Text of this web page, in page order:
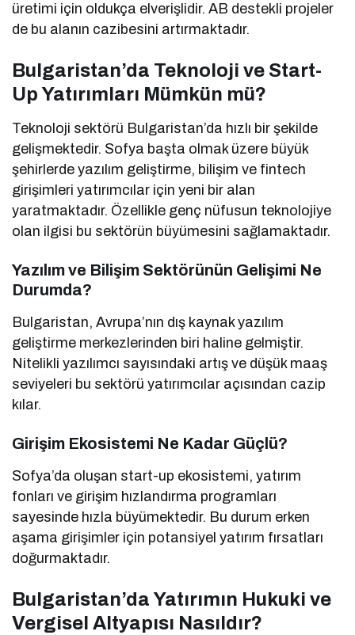
üretimi için oldukça elverişlidir. AB destekli projeler
de bu alanın cazibesini artırmaktadır.
Bulgaristan’da Teknoloji ve Start-
Up Yatırımları Mümkün mü?
Teknoloji sektörü Bulgaristan’da hızlı bir şekilde
gelişmektedir. Sofya başta olmak üzere büyük
şehirlerde yazılım geliştirme, bilişim ve fintech
girişimleri yatırımcılar için yeni bir alan
yaratmaktadır. Özellikle genç nüfusun teknolojiye
olan ilgisi bu sektörün büyümesini sağlamaktadır.
Yazılım ve Bilişim Sektörünün Gelişimi Ne
Durumda?
Bulgaristan, Avrupa’nın dış kaynak yazılım
geliştirme merkezlerinden biri haline gelmiştir.
Nitelikli yazılımcı sayısındaki artış ve düşük maaş
seviyeleri bu sektörü yatırımcılar açısından cazip
kılar.
Girişim Ekosistemi Ne Kadar Güçlü?
Sofya’da oluşan start-up ekosistemi, yatırım
fonları ve girişim hızlandırma programları
sayesinde hızla büyümektedir. Bu durum erken
aşama girişimler için potansiyel yatırım fırsatları
doğurmaktadır.
Bulgaristan’da Yatırımın Hukuki ve
Vergisel Altyapısı Nasıldır?